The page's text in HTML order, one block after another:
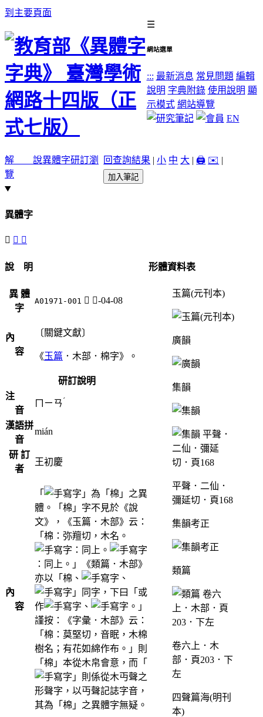
到主要頁面
☰
網站選單
::: 最新消息 常見問題 編輯
說明 字典附錄 使用說明 顯
示模式 網站導覽
EN
解 說異體字研訂瀏
覽
回查詢結果 |小 中 大 |🖨️ ✉️ |
加入筆記
異體字
𣏜 㮌 檰
說 明
異 體
字
A01971-001 𣏜 木-04-08
內
容
〔關鍵文獻〕
《玉篇 ．木部．棉字》。
研訂說明
注
音
ㄇㄧㄢ ˊ
漢語拼
音
mián
研 訂
者
王初慶
內
容
「
」為「棉」之異
體。「棉」字不見於《說
文》，《玉篇．木部》云：
「棉：弥羶切，木名。
：同上。
：同上。」《類篇．木部》
亦以「棉、
、
」同字，下曰「或
作
、
。」
謹按：《字彙．木部》云：
「棉：莫堅切，音眠，木棉
樹名；有花如綿作布。」則
「棉」本從木帛會意，而「
」則係從木丏聲之
形聲字，以丏聲記誌字音，
其為「棉」之異體字無疑。
形體資料表
玉篇(元刊本)
廣韻
集韻
平聲．二仙．
彌延切．頁168
集韻考正
類篇
卷六上．木
部．頁203．下
左
四聲篇海(明刊
本)